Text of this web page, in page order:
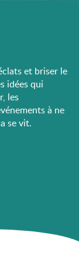
et briser le
idées qui
les
à ne
se vit.